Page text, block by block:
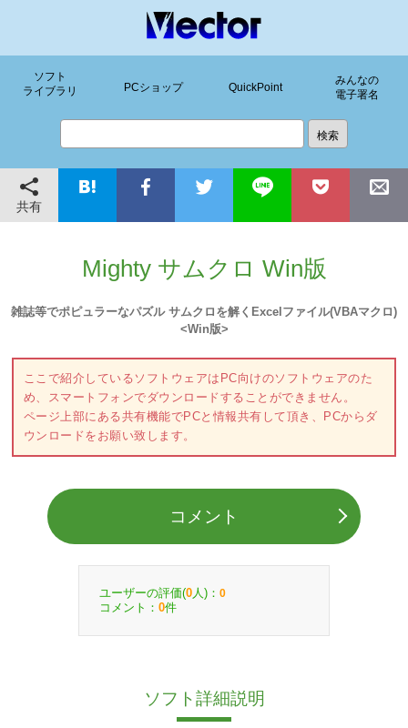
ソフト
ライブラリ
PCショップ QuickPoint
みんなの
電子署名
共有
Mighty サムクロ Win版
雑誌等でポピュラーなパズル サムクロを解くExcelファイル(VBAマクロ)
<Win版>
ここで紹介しているソフトウェアはPC向けのソフトウェアのた
め、スマートフォンでダウンロードすることができません。
ページ上部にある共有機能でPCと情報共有して頂き、PCからダ
ウンロードをお願い致します。
コメント
ユーザーの評価(0 人)： 0
コメント： 0件
ソフト詳細説明